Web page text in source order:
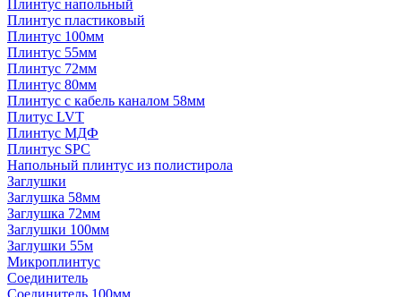
Плинтус напольный
Плинтус пластиковый
Плинтус 100мм
Плинтус 55мм
Плинтус 72мм
Плинтус 80мм
Плинтус с кабель каналом 58мм
Плитус LVT
Плинтус МДФ
Плинтус SPC
Напольный плинтус из полистирола
Заглушки
Заглушка 58мм
Заглушка 72мм
Заглушки 100мм
Заглушки 55м
Микроплинтус
Соединитель
Соединитель 100мм